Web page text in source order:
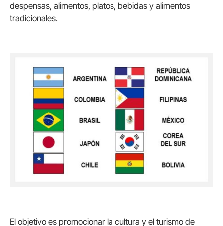
despensas, alimentos, platos, bebidas y alimentos
tradicionales.
El objetivo es promocionar la cultura y el turismo de